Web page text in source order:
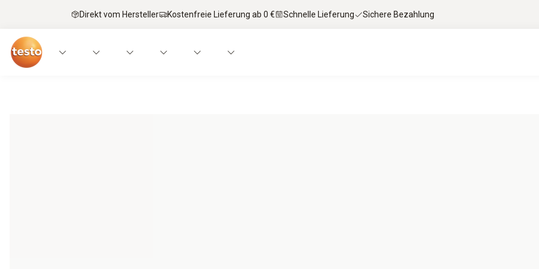
Direkt vom Hersteller Kostenfreie Lieferung ab 0 € Schnelle Lieferung Sichere Bezahlung